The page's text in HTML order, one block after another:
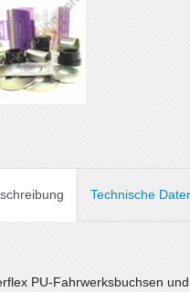
Technische
PU-Fahrwerksbuchsen